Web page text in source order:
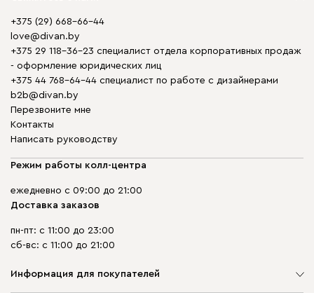
+375 (29) 668-66-44
love@divan.by
+375 29 118-36-23 специалист отдела корпоративных продаж
- оформление юридических лиц
+375 44 768-64-44 специалист по работе с дизайнерами
b2b@divan.by
Перезвоните мне
Контакты
Написать руководству
Режим работы колл-центра
ежедневно с 09:00 до 21:00
Доставка заказов
пн-пт: с 11:00 до 23:00
сб-вс: с 11:00 до 21:00
Информация для покупателей